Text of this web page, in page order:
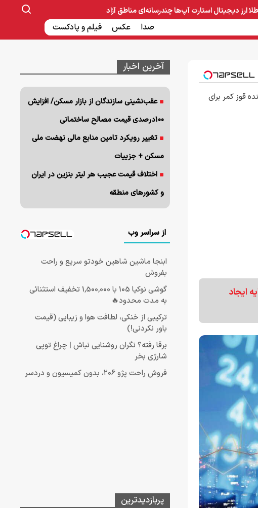
صنایع غذایی و دارویی ساخت و ساز بانک و بیمه
ارز دیجیتالاستارت آپ‌هاچندرسانه‌ای
صدا عکس فیلم و پادکست
مناطق آزاد
قوز کمر برای
ایجاد
آخرین اخبار
عقب‌نشینی سازندگان از بازار مسکن/ افزایش
۱۰۰درصدی قیمت مصالح ساختمانی
تغییر رویکرد تامین منابع مالی نهضت ملی
مسکن + جزییات
اختلاف قیمت عجیب هر لیتر بنزین در ایران
و کشورهای منطقه
از سراسر وب
ابنجا ماشین شاهین خودتو سریع و راحت
بفروش
گوشی نوکیا 105 با 1,500,000 تخفیف استثنائی
به مدت محدود🔥
ترکیبی از خنکی، لطافت هوا و زیبایی (قیمت
باور نکردنی!)
برقا رفته؟ نگران روشنایی نباش | چراغ توپی
شارژی بخر
فروش راحت پژو ۲۰6، بدون کمیسیون و دردسر
پربازدیدترین